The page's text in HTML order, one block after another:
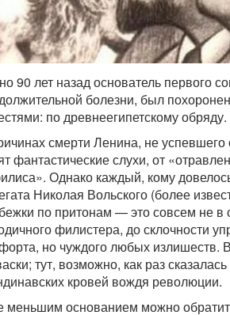
90 лет назад основатель первого
болезни, был
по древнеегипетскому обряду.
смерти Ленина, не
фантастические слухи, от
Однако каждый, кому
Николая Вольского (более
по притонам — это совсем не в
филистера, до склочности
но чуждого любых излишеств.
тут, возможно, как раз
кровей вождя революции.
меньшим основанием можно